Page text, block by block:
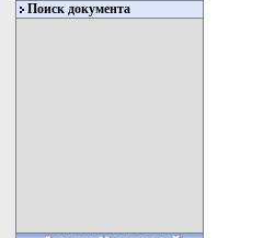
Поиск документа